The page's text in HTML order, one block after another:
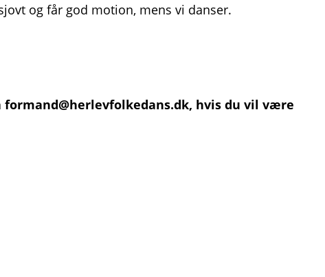
og får god motion, mens vi danser.
formand@herlevfolkedans.dk, hvis du vil være